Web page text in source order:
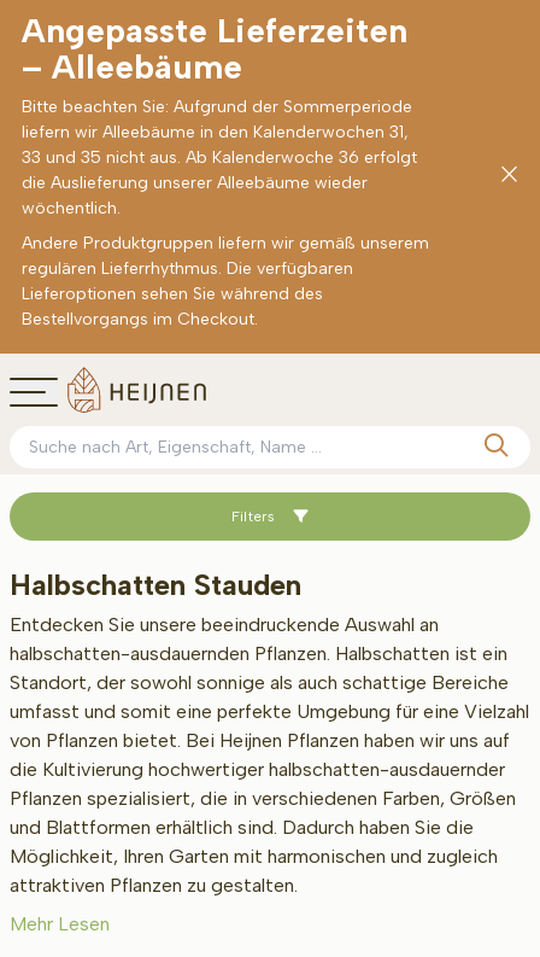
Angepasste Lieferzeiten
– Alleebäume
Bitte beachten Sie: Aufgrund der Sommerperiode
liefern wir Alleebäume in den Kalenderwochen 31,
33 und 35 nicht aus. Ab Kalenderwoche 36 erfolgt
die Auslieferung unserer Alleebäume wieder
wöchentlich.
Andere Produktgruppen liefern wir gemäß unserem
regulären Lieferrhythmus. Die verfügbaren
Lieferoptionen sehen Sie während des
Bestellvorgangs im Checkout.
Sortieren nach
Höhe bei Lieferung (cm)
Erwachsenengröße (cm)
Filters
Halbschatten Stauden
Entdecken Sie unsere beeindruckende Auswahl an
halbschatten-ausdauernden Pflanzen. Halbschatten ist ein
Standort, der sowohl sonnige als auch schattige Bereiche
umfasst und somit eine perfekte Umgebung für eine Vielzahl
von Pflanzen bietet. Bei Heijnen Pflanzen haben wir uns auf
die Kultivierung hochwertiger halbschatten-ausdauernder
Pflanzen spezialisiert, die in verschiedenen Farben, Größen
und Blattformen erhältlich sind. Dadurch haben Sie die
Möglichkeit, Ihren Garten mit harmonischen und zugleich
attraktiven Pflanzen zu gestalten.
Mehr Lesen